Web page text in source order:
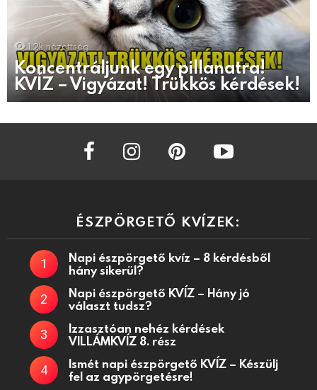
1.2k nézettség
Koncentráljunk egy pillanatra!
KVÍZ – Vigyázat! Trükkös kérdések!
facebook instagram
ÉSZPÖRGETŐ KVÍZEK:
Napi észpörgető kvíz – 8 kérdésből
hány sikerül?
Napi észpörgető KVÍZ – Hány jó
választ tudsz?
Izzasztóan nehéz kérdések
VILLÁMKVÍZ 8. rész
Ismét napi észpörgető KVÍZ – Készülj
fel az agypörgetésre!